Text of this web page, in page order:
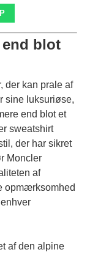
end blot
der kan prale af
sine luksuriøse,
end blot et
sweatshirt
der har sikret
Moncler
af
opmærksomhed
af den alpine